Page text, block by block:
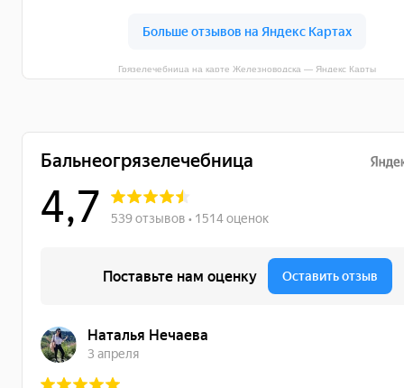
Грязелечебница на карте Железноводска — Яндекс Карты